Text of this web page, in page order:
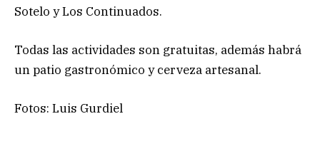
Sotelo y Los Continuados.
Todas las actividades son gratuitas, además habrá
un patio gastronómico y cerveza artesanal.
Fotos: Luis Gurdiel